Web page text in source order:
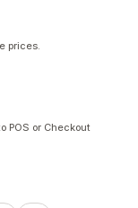
prices.
POS or Checkout